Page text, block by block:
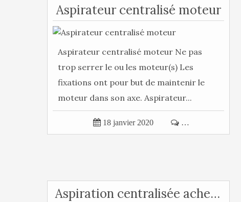
Aspirateur centralisé moteur
Aspirateur centralisé moteur Ne pas
trop serrer le ou les moteur(s) Les
fixations ont pour but de maintenir le
moteur dans son axe. Aspirateur...
 18 janvier 2020  …
Aspiration centralisée achetez en ligne !